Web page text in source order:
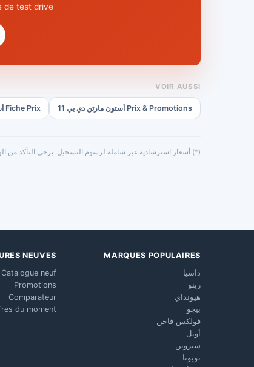
de test drive.
VOIR AUSSI
Prix & Promotions أستون مارتن دي بي 11 Fiche Prix أستون مارتن دي بي 11
(*) أسعار استرشادية غير شاملة لرسوم التسجيل. يرجى التأكد من
MARQUES POPULAIRES
داسيا
رينو
هيونداي
بيجو
فولكس فاجن
أوبل
ستروين
تويوتا
NEUVES
Catalogue neuf
Promotions
Comparateur
du moment